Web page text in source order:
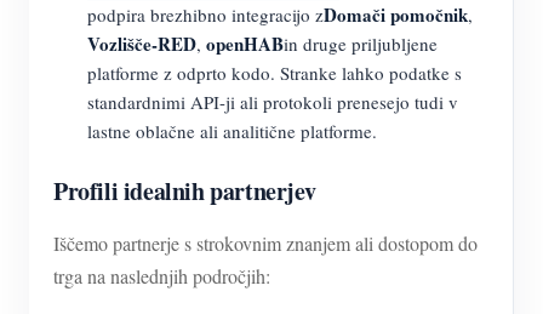
podpira brezhibno integracijo zDomači pomočnik,
Vozlišče-RED, openHABin druge priljubljene
platforme z odprto kodo. Stranke lahko podatke s
standardnimi API-ji ali protokoli prenesejo tudi v
lastne oblačne ali analitične platforme.
Profili idealnih partnerjev
Iščemo partnerje s strokovnim znanjem ali dostopom do
trga na naslednjih področjih: